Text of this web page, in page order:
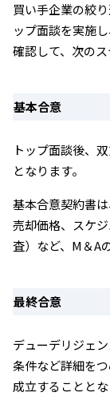
買い手企業の絞
ップ面談を実施
確認して、次の
基本合意
トップ面談後、
となります。
基本合意契約書
売却価格、スケ
査）など、M＆A
最終合意
デューデリジェ
条件など詳細を
成立することとな